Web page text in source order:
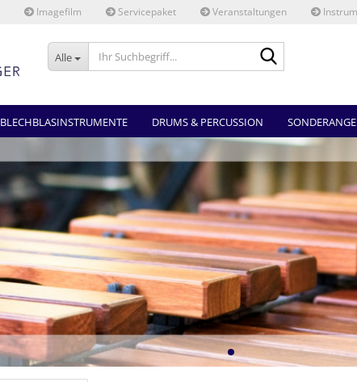
Imagefilm Servicepaket Veranstaltungen
Alle
BLECHBLASINSTRUMENTE DRUMS & PERCUSSION